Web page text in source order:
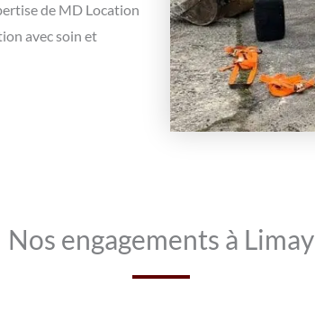
de MD Location
avec soin et
Nos engagements à Limay